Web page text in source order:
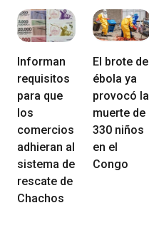
Informan
requisitos
para que
los
comercios
adhieran al
sistema de
rescate de
Chachos
El brote de
ébola ya
provocó la
muerte de
330 niños
en el
Congo